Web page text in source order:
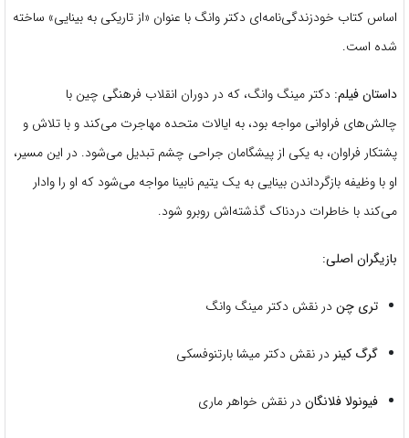
اساس کتاب خودزندگی‌نامه‌ای دکتر وانگ با عنوان «از تاریکی به بینایی» ساخته
شده است.
داستان فیلم: دکتر مینگ وانگ، که در دوران انقلاب فرهنگی چین با
چالش‌های فراوانی مواجه بود، به ایالات متحده مهاجرت می‌کند و با تلاش و
پشتکار فراوان، به یکی از پیشگامان جراحی چشم تبدیل می‌شود. در این مسیر،
او با وظیفه بازگرداندن بینایی به یک یتیم نابینا مواجه می‌شود که او را وادار
می‌کند با خاطرات دردناک گذشته‌اش روبرو شود.
بازیگران اصلی:
تری چن در نقش دکتر مینگ وانگ
گرگ کینر در نقش دکتر میشا بارتنوفسکی
فیونولا فلانگان در نقش خواهر ماری